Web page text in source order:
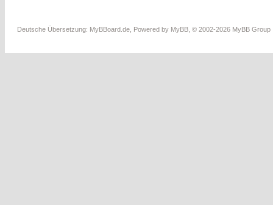
Deutsche Übersetzung: MyBBoard.de , Powered by MyBB , © 2002-2026 MyBB Group